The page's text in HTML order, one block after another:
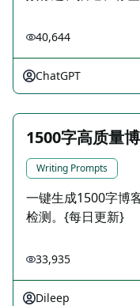
40,644
ChatGPT
1500字高质量
Writing Prompts
一键生成1500字博
检测。{每日更新}
33,935
Dileep